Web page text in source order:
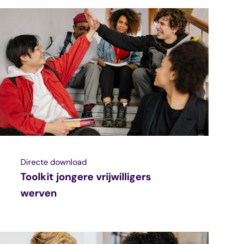
Directe download
Toolkit jongere vrijwilligers
werven